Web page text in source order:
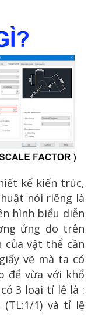
kế kiến trúc,
nói riêng là
hình biểu diễn
ứng đo trên
vật thể cần
vẽ mà ta có
để vừa với khổ
3 loại tỉ lệ là :
1) và tỉ lệ